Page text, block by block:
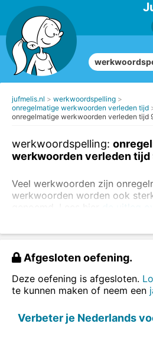
jufmelis.nl
werkwoordspelling
onregelmatige werkwoorden verleden tijd
onregelmatige werkwoorden verleden tijd
werkwoordspelling:
werkwoorden verleden tijd
Veel werkwoorden zijn
werkwoorden worden ook
onregelmatige voltooid
Vulde persoonsvorm in de
Afgesloten oefening.
Deze oefening is afgesloten.
te kunnen maken of neem een
Verbeter je Nederlands